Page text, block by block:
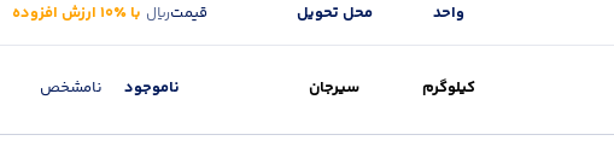
واحد محل تحویل قیمتریال با ٪۱۰ ارزش افزوده
کیلوگرم سیرجان ناموجود نامشخص